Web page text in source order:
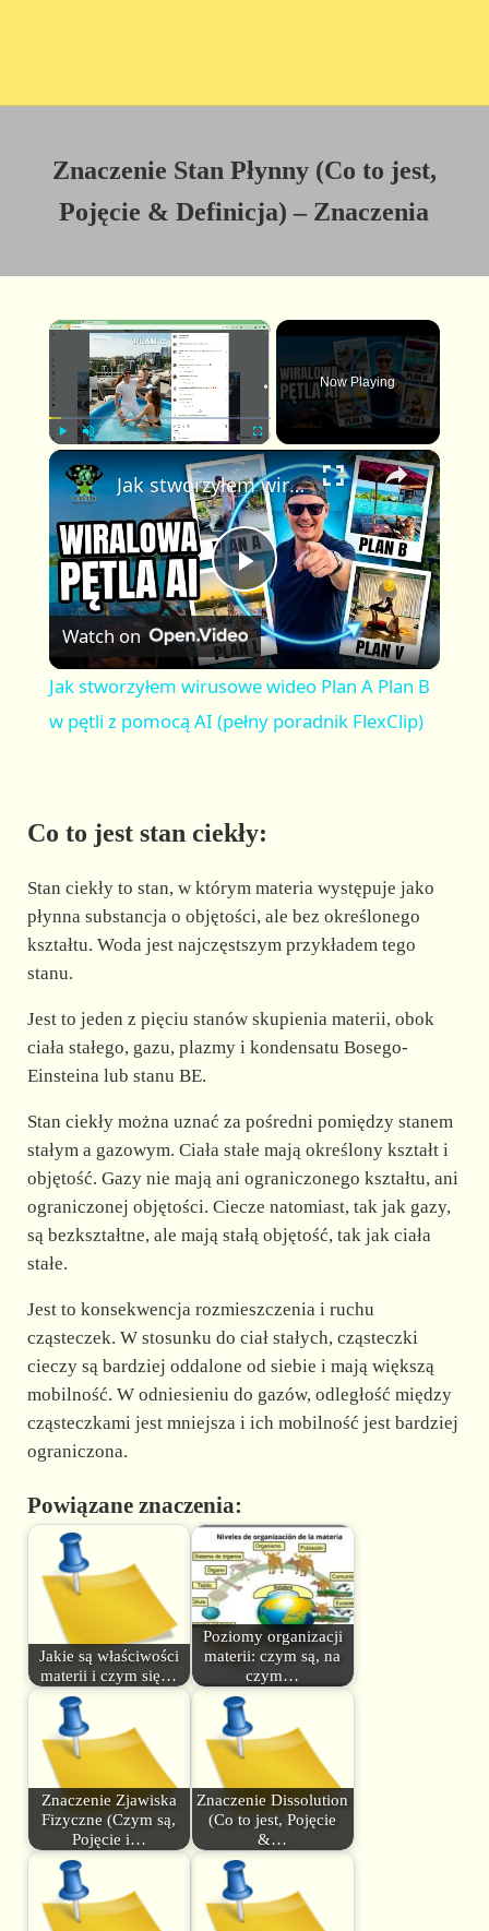
Znaczenie Stan Płynny (Co to jest,
Pojęcie & Definicja) – Znaczenia
×
y
n
m
t
e
F
u
l
l
s
c
r
e
n
Now Playing
×
P
l
a
V
i
e
o
Jak stworzyłem wirusowe wideo Plan A Plan B w pętli z pomocą AI (pełny poradnik FlexClip)
Watch on
Jak stworzyłem wirusowe wideo Plan A Plan B
w pętli z pomocą AI (pełny poradnik FlexClip)
Co to jest stan ciekły:
Stan ciekły to stan, w którym materia występuje jako
płynna substancja o objętości, ale bez określonego
kształtu. Woda jest najczęstszym przykładem tego
stanu.
Jest to jeden z pięciu stanów skupienia materii, obok
ciała stałego, gazu, plazmy i kondensatu Bosego-
Einsteina lub stanu BE.
Stan ciekły można uznać za pośredni pomiędzy stanem
stałym a gazowym. Ciała stałe mają określony kształt i
objętość. Gazy nie mają ani ograniczonego kształtu, ani
ograniczonej objętości. Ciecze natomiast, tak jak gazy,
są bezkształtne, ale mają stałą objętość, tak jak ciała
stałe.
Jest to konsekwencja rozmieszczenia i ruchu
cząsteczek. W stosunku do ciał stałych, cząsteczki
cieczy są bardziej oddalone od siebie i mają większą
mobilność. W odniesieniu do gazów, odległość między
cząsteczkami jest mniejsza i ich mobilność jest bardziej
ograniczona.
Powiązane znaczenia:
Jakie są właściwości
materii i czym się…
Poziomy organizacji
materii: czym są, na
czym…
Znaczenie Zjawiska
Fizyczne (Czym są,
Pojęcie i…
Znaczenie Dissolution
(Co to jest, Pojęcie
&…